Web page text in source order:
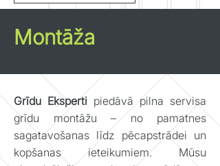
Montāža
Grīdu Eksperti piedāvā pilna servisa
grīdu montāžu – no pamatnes
sagatavošanas līdz pēcapstrādei un
kopšanas ieteikumiem. Mūsu